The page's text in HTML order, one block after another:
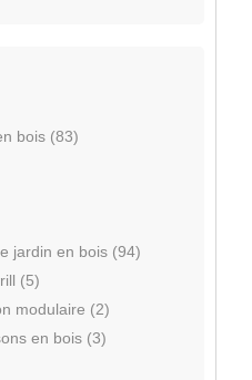
bois (83)
jardin en bois (94)
(5)
modulaire (2)
en bois (3)